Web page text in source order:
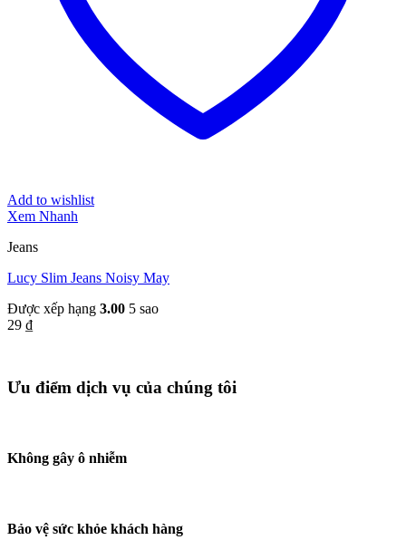
Add to wishlist
Xem Nhanh
Jeans
Lucy Slim Jeans Noisy May
Được xếp hạng 3.00 5 sao
29 ₫
Ưu điểm dịch vụ của chúng tôi
Không gây ô nhiễm
Bảo vệ sức khỏe khách hàng